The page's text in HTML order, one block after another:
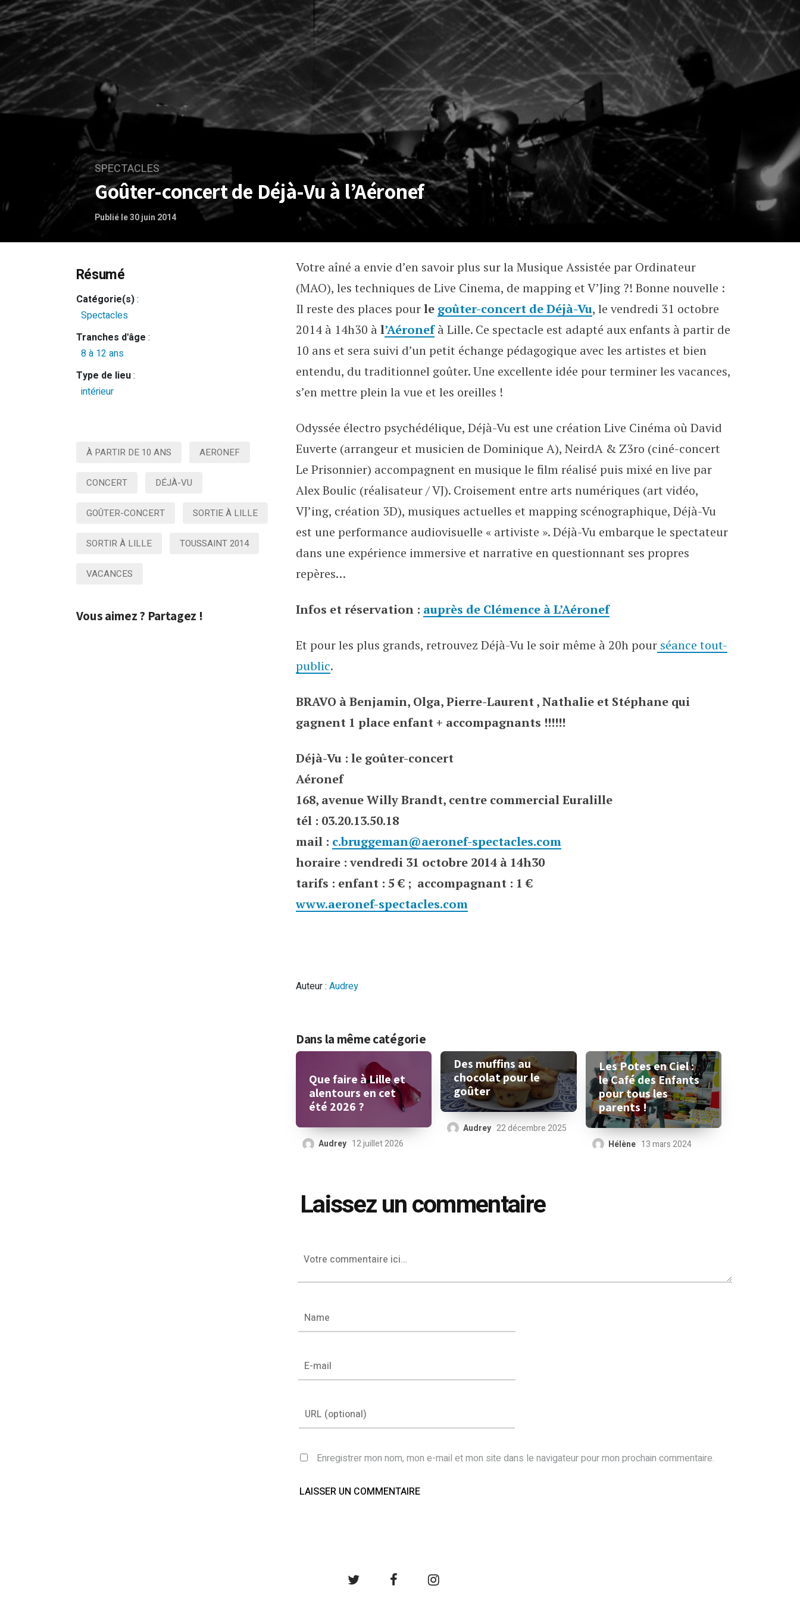
SPECTACLES
Goûter-concert de Déjà-Vu à l’Aéronef
Publié le 30 juin 2014
Goûter-concert de Déjà-Vu à l’Aéronef
Votre aîné a envie d’en savoir plus sur la Musique Assistée par Ordinateur
(MAO), les techniques de Live Cinema, de mapping et V’Jing ?! Bonne nouvelle :
Il reste des places pourle goûter-concert de Déjà-Vu, le vendredi 31 octobre
2014 à 14h30 à l’Aéronefà Lille. Ce spectacle est adapté aux enfants à partir de
10 ans et sera suivi d’un petit échange pédagogique avec les artistes et bien
entendu, du traditionnel goûter. Une excellente idée pour terminer les vacances,
s’en mettre plein la vue et les oreilles !
Odyssée électro psychédélique, Déjà-Vu est une création Live Cinéma où David
Euverte (arrangeur et musicien de Dominique A), NeirdA & Z3ro (ciné-concert
Le Prisonnier) accompagnent en musique le film réalisé puis mixé en live par
Alex Boulic (réalisateur / VJ). Croisement entre arts numériques (art vidéo,
VJ’ing, création 3D), musiques actuelles et mapping scénographique, Déjà-Vu
est une performance audiovisuelle « artiviste ». Déjà-Vu embarque le spectateur
dans une expérience immersive et narrative en questionnant ses propres
repères…
Infos et réservation : auprès de Clémence à L’Aéronef
Et pour les plus grands, retrouvez Déjà-Vu le soir même à 20h pour séance tout-
public.
BRAVO à Benjamin, Olga, Pierre-Laurent , Nathalie et Stéphane qui
gagnent 1 place enfant + accompagnants !!!!!!
Déjà-Vu : le goûter-concert
Aéronef
168, avenue Willy Brandt, centre commercial Euralille
tél : 03.20.13.50.18
mail : c.bruggeman@aeronef-spectacles.com
horaire : vendredi 31 octobre 2014 à 14h30
tarifs : enfant : 5 € ; accompagnant : 1 €
www.aeronef-spectacles.com
Auteur : Audrey
Résumé
Catégorie(s):
Spectacles
Tranches d'âge :
8 à 12 ans
Type de lieu:
intérieur
À PARTIR DE 10 ANS AERONEF
CONCERT DÉJÀ-VU
GOÛTER-CONCERT SORTIE À LILLE
SORTIR À LILLE TOUSSAINT 2014
VACANCES
Vous aimez ? Partagez !
Dans la même catégorie
Que faire à Lille et
alentours en cet
été 2026 ?
Audrey 12 juillet 2026
Des muffins au
chocolat pour le
goûter
Audrey 22 décembre 2025
Les Potes en Ciel :
le Café des Enfants
pour tous les
parents !
Hélène 13 mars 2024
Laissez un commentaire
Enregistrer mon nom, mon e-mail et mon site dans le navigateur pour mon prochain commentaire.